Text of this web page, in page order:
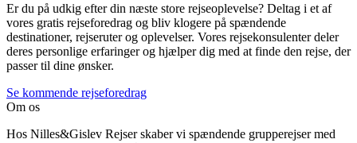
Er du på udkig efter din næste store rejseoplevelse? Deltag i et af
vores gratis rejseforedrag og bliv klogere på spændende
destinationer, rejseruter og oplevelser. Vores rejsekonsulenter deler
deres personlige erfaringer og hjælper dig med at finde den rejse, der
passer til dine ønsker.
Se kommende rejseforedrag
Om os
Hos Nilles&Gislev Rejser skaber vi spændende grupperejser med